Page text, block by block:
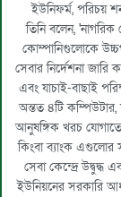
ইউনিফর্ম, পরিচয়
তিনি বলেন, 'নাগরিক
কোম্পানিগুলোকে
সেবার নির্দেশনা জারি
এবং যাচাই-বাছাই
অন্তত ৪টি কম্পিউটার,
আনুষঙ্গিক খরচ
কিংবা ব্যাংক এগুলোর
সেবা কেন্দ্রে
ইউনিয়নের সরকারি